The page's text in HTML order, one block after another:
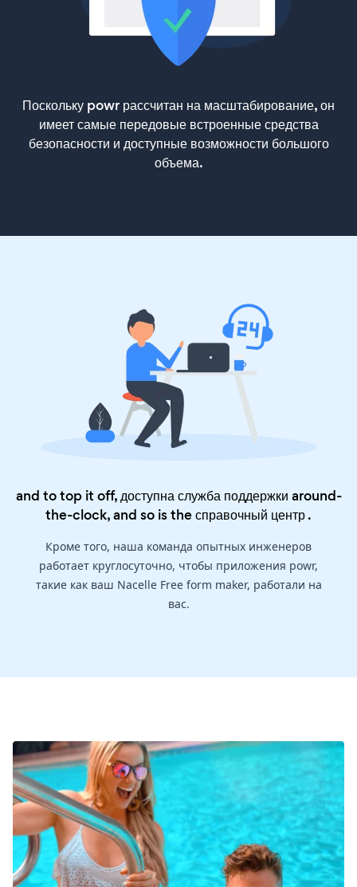
Поскольку powr рассчитан на масштабирование, он
имеет самые передовые встроенные средства
безопасности и доступные возможности большого
объема.
and to top it off, доступна служба поддержки around-
the-clock, and so is theсправочный центр.
Кроме того, наша команда опытных инженеров
работает круглосуточно, чтобы приложения powr,
такие как ваш Nacelle Free form maker, работали на
вас.